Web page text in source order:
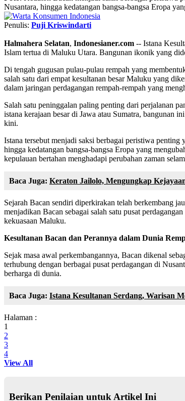
Nusantara, hingga kedatangan bangsa-bangsa Eropa
Penulis: Puji Kriswindarti
Halmahera Selatan, Indonesianer.com -- Istana
Islam tertua di Maluku Utara. Bangunan ikonik yang
Di tengah gugusan pulau-pulau rempah yang
salah satu dari empat kesultanan besar Maluku yang
dalam jaringan perdagangan rempah-rempah yang
Salah satu peninggalan paling penting dari perjalanan
istana kerajaan besar di Jawa atau Sumatra, bangunan
kini.
Istana tersebut menjadi saksi berbagai peristiwa
hingga kedatangan bangsa-bangsa Eropa yang
kepulauan bertahan menghadapi perubahan zaman
Baca Juga: Keraton Jailolo, Mengungkap
Sejarah Bacan sendiri diperkirakan telah berkembang
menjadikan Bacan sebagai salah satu pusat
kekuasaan Maluku.
Kesultanan Bacan dan Perannya dalam Dunia
Sejak masa awal perkembangannya, Bacan dikenal
terhubung dengan berbagai pusat perdagangan di
berharga di dunia.
Baca Juga: Istana Kesultanan Serdang, Warisan
Halaman :
1
2
3
4
View All
Berikan Penilaian untuk Artikel Ini